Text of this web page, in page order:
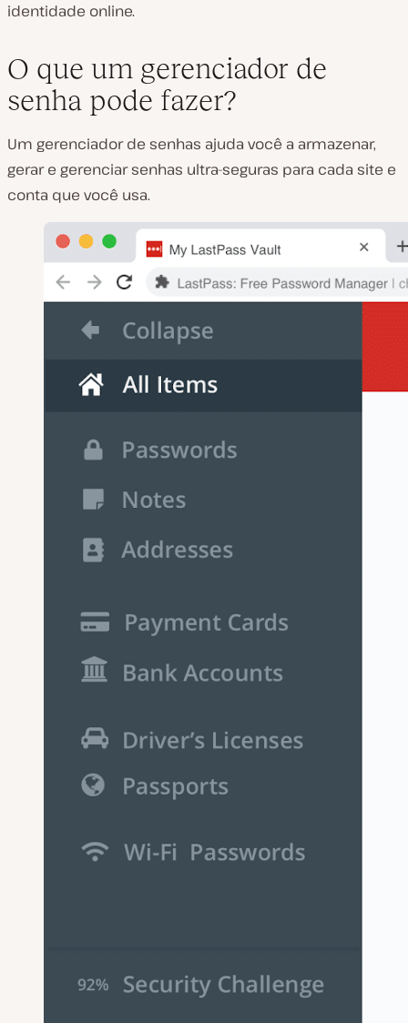
identidade online.
O que um gerenciador de
senha pode fazer?
Um gerenciador de senhas ajuda você a armazenar,
gerar e gerenciar senhas ultra-seguras para cada site e
conta que você usa.